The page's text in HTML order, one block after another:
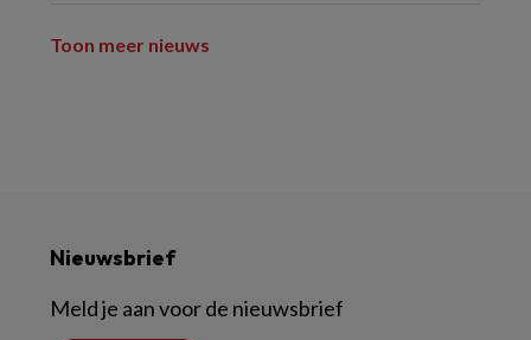
Toon meer nieuws
Nieuwsbrief
Meld je aan voor de nieuwsbrief